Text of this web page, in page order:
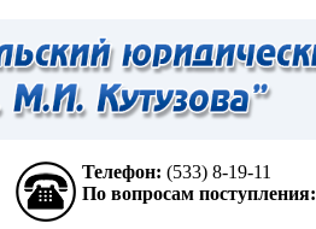
Телефон: (533) 8-19-11
По вопросам поступления: